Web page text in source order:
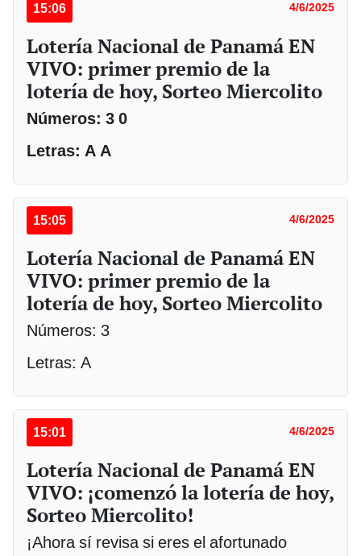
15:06 4/6/2025
Lotería Nacional de Panamá EN
VIVO: primer premio de la
lotería de hoy, Sorteo Miercolito
Números: 3 0
Letras: A A
15:05 4/6/2025
Lotería Nacional de Panamá EN
VIVO: primer premio de la
lotería de hoy, Sorteo Miercolito
Números: 3
Letras: A
15:01 4/6/2025
Lotería Nacional de Panamá EN
VIVO: ¡comenzó la lotería de hoy,
Sorteo Miercolito!
¡Ahora sí revisa si eres el afortunado